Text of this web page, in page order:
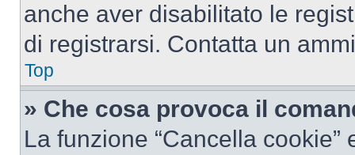
anche aver disabilitato le
di registrarsi. Contatta un
Top
» Che cosa provoca il
La funzione “Cancella